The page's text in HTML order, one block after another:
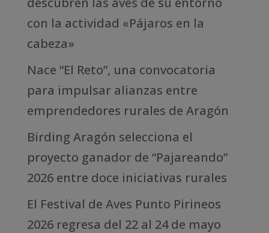
con la actividad «Pájaros en la
cabeza»
Nace “El Reto”, una convocatoria
para impulsar alianzas entre
emprendedores rurales de Aragón
Birding Aragón selecciona el
proyecto ganador de “Pajareando”
2026 entre doce iniciativas rurales
El Festival de Aves Punto Pirineos
2026 regresa del 22 al 24 de mayo